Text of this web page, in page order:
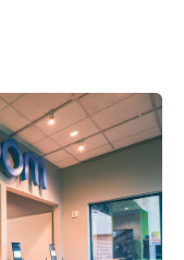
转变校园体验